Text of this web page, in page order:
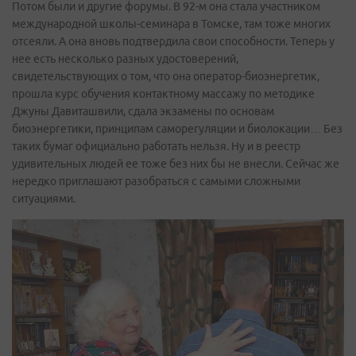
Потом были и другие форумы. В 92-м она стала участником
международной школы-семинара в Томске, там тоже многих
отсеяли. А она вновь подтвердила свои способности. Теперь у
нее есть несколько разных удостоверений,
свидетельствующих о том, что она оператор-биоэнергетик,
прошла курс обучения контактному массажу по методике
Джуны Давиташвили, сдала экзамены по основам
биоэнергетики, принципам саморегуляции и биолокации… Без
таких бумаг официально работать нельзя. Ну и в реестр
удивительных людей ее тоже без них бы не внесли. Сейчас же
нередко приглашают разобраться с самыми сложными
ситуациями.